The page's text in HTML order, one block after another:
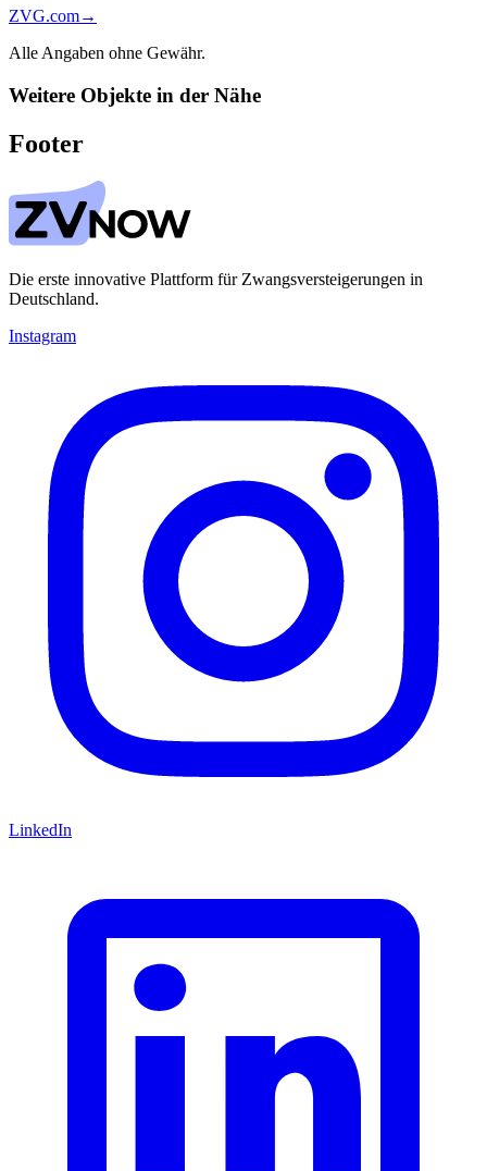
ZVG.com→
Alle Angaben ohne Gewähr.
Weitere Objekte in der Nähe
Footer
Die erste innovative Plattform für Zwangsversteigerungen in
Deutschland.
Instagram
LinkedIn